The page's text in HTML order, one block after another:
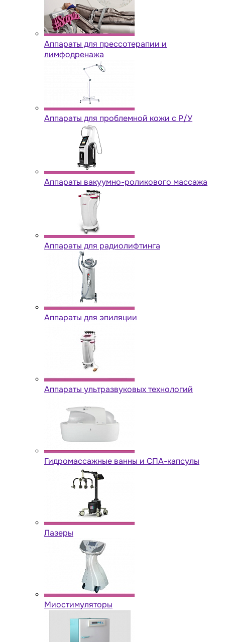
Аппараты для прессотерапии и
лимфодренажа
Аппараты для проблемной кожи с Р/У
Аппараты вакуумно-роликового массажа
Аппараты для радиолифтинга
Аппараты для эпиляции
Аппараты ультразвуковых технологий
Гидромассажные ванны и СПА-капсулы
Лазеры
Миостимуляторы